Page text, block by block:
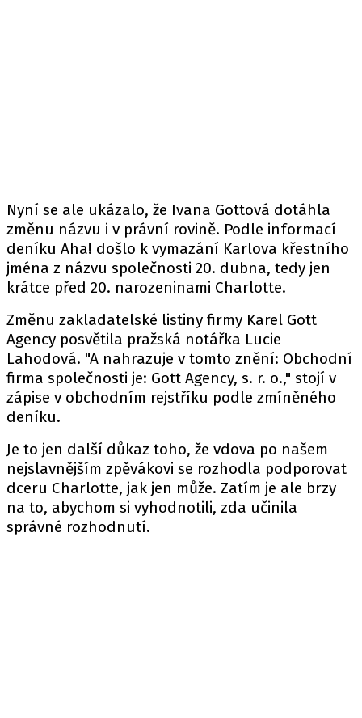
Nyní se ale ukázalo, že Ivana Gottová dotáhla
změnu názvu i v právní rovině. Podle informací
deníku Aha! došlo k vymazání Karlova křestního
jména z názvu společnosti 20. dubna, tedy jen
krátce před 20. narozeninami Charlotte.
Změnu zakladatelské listiny firmy Karel Gott
Agency posvětila pražská notářka Lucie
Lahodová. "A nahrazuje v tomto znění: Obchodní
firma společnosti je: Gott Agency, s. r. o.," stojí v
zápise v obchodním rejstříku podle zmíněného
deníku.
Je to jen další důkaz toho, že vdova po našem
nejslavnějším zpěvákovi se rozhodla podporovat
dceru Charlotte, jak jen může. Zatím je ale brzy
na to, abychom si vyhodnotili, zda učinila
správné rozhodnutí.